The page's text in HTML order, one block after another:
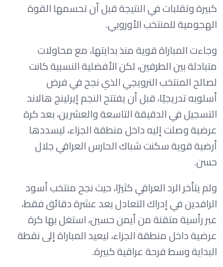
كبيرة وتقلبات في النتيجة قبل أن تحسمها القوة
الهجومية للمنتخب الأوروبي.
وجاءت المباراة قوية منذ بدايتها، مع محاولات
متبادلة بين الطرفين، لكن الأفضلية النسبية كانت
لصالح المنتخب النرويجي الذي نجح في فرض
أسلوبه تدريجيًا، قبل أن يفتتح النجم إيرلينج هالاند
التسجيل في الدقيقة التاسعة والعشرين، بعد كرة
عرضية وصلت إليه داخل منطقة الجزاء، ليسددها
أرضية قوية سكنت شباك الحارس العراقي جلال
حسن.
ولم يتأخر الرد العراقي كثيرًا، حيث نجح منتخب أسود
الرافدين في إدراك التعادل بعد عشرة دقائق فقط،
عبر رأسية متقنة من أيمن حسين، استغل بها كرة
عرضية داخل منطقة الجزاء، ليعيد المباراة إلى نقطة
البداية وسط فرحة عراقية كبيرة.